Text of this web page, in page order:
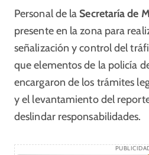
Personal de la Secretaría de
presente en la zona para
señalización y control del
que elementos de la policía
encargaron de los trámites
y el levantamiento del
deslindar responsabilidades.